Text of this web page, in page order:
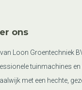
ons
Loon Groentechniek
tuinmachines
met een hechte,